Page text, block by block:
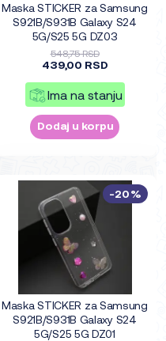
Maska STICKER za Samsung
S921B/S931B Galaxy S24
5G/S25 5G DZ03
548,75 RSD
439,00 RSD
Ima na stanju
Dodaj u korpu
Maska STICKER za Samsung
S921B/S931B Galaxy S24
5G/S25 5G DZ01
-20%